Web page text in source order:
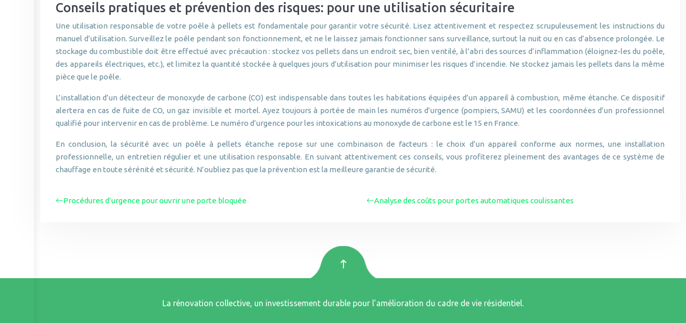
Conseils pratiques et prévention des risques: pour une utilisation sécuritaire
Une utilisation responsable de votre poêle à pellets est fondamentale pour garantir votre sécurité. Lisez attentivement et respectez scrupuleusement les instructions du
manuel d’utilisation. Surveillez le poêle pendant son fonctionnement, et ne le laissez jamais fonctionner sans surveillance, surtout la nuit ou en cas d’absence prolongée. Le
stockage du combustible doit être effectué avec précaution : stockez vos pellets dans un endroit sec, bien ventilé, à l’abri des sources d’inflammation (éloignez-les du poêle,
des appareils électriques, etc.), et limitez la quantité stockée à quelques jours d’utilisation pour minimiser les risques d’incendie. Ne stockez jamais les pellets dans la même
pièce que le poêle.
L’installation d’un détecteur de monoxyde de carbone (CO) est indispensable dans toutes les habitations équipées d’un appareil à combustion, même étanche. Ce dispositif
alertera en cas de fuite de CO, un gaz invisible et mortel. Ayez toujours à portée de main les numéros d’urgence (pompiers, SAMU) et les coordonnées d’un professionnel
qualifié pour intervenir en cas de problème. Le numéro d’urgence pour les intoxications au monoxyde de carbone est le 15 en France.
En conclusion, la sécurité avec un poêle à pellets étanche repose sur une combinaison de facteurs : le choix d’un appareil conforme aux normes, une installation
professionnelle, un entretien régulier et une utilisation responsable. En suivant attentivement ces conseils, vous profiterez pleinement des avantages de ce système de
chauffage en toute sérénité et sécurité. N’oubliez pas que la prévention est la meilleure garantie de sécurité.
Procédures d’urgence pour ouvrir une porte bloquée Analyse des coûts pour portes automatiques coulissantes
La rénovation collective, un investissement durable pour l’amélioration du cadre de vie résidentiel.